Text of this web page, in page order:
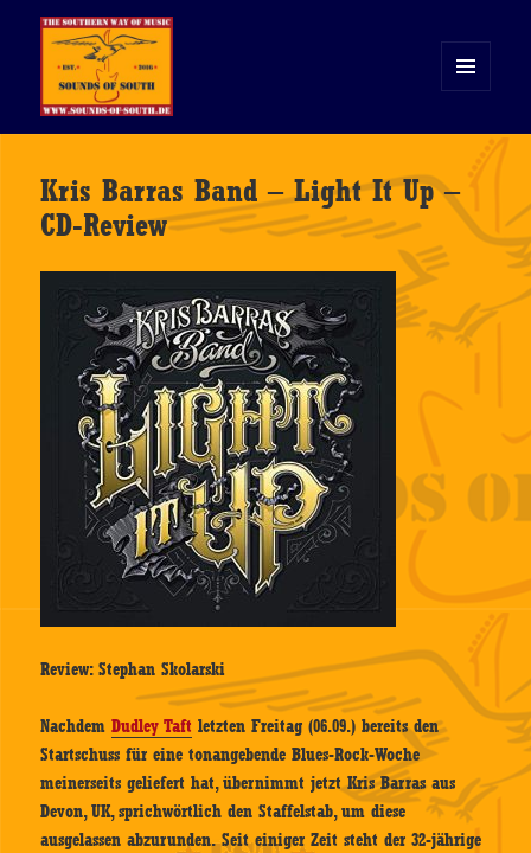
WIDGETS
Kris Barras Band – Light It Up –
CD-Review
Review: Stephan Skolarski
NachdemDudley Taft letzten Freitag (06.09.) bereits den
Startschuss für eine tonangebende Blues-Rock-Woche
meinerseits geliefert hat, übernimmt jetzt Kris Barras aus
Devon, UK, sprichwörtlich den Staffelstab, um diese
ausgelassen abzurunden. Seit einiger Zeit steht der 32-jährige